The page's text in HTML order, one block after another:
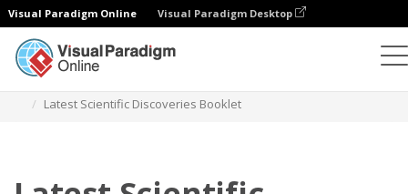
Visual Paradigm Online Visual Paradigm Desktop
Latest Scientific Discoveries Booklet